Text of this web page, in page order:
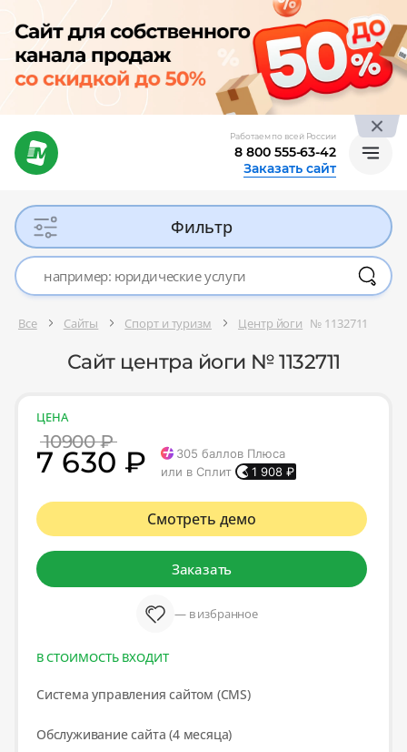
Работаем по всей России
8 800 555-63-42
Заказать сайт
Фильтр
Все Сайты Спорт и туризм Центр йоги № 1132711
Сайт центра йоги № 1132711
ЦЕНА
10900 ₽
7 630 ₽ 305 баллов Плюса
или в Сплит
1 908 ₽
Смотреть демо
Заказать
— в избранное
В СТОИМОСТЬ ВХОДИТ
Система управления сайтом (CMS)
Обслуживание сайта (4 месяца)